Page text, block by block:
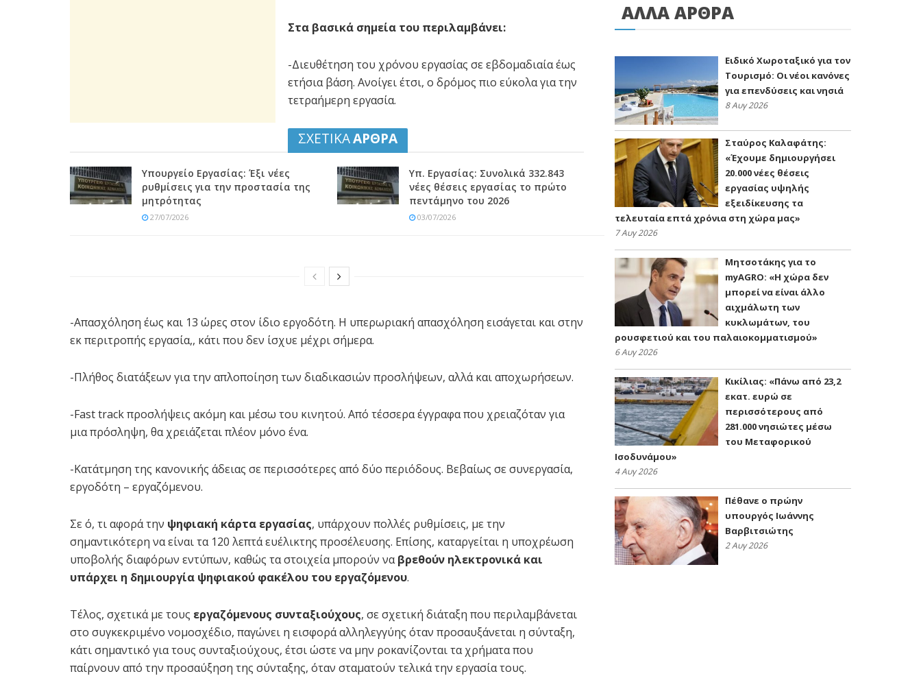
Στα βασικά σημεία του περιλαμβάνει:
-Διευθέτηση του χρόνου εργασίας σε εβδομαδιαία έως
ετήσια βάση. Ανοίγει έτσι, ο δρόμος πιο εύκολα για την
τετραήμερη εργασία.
ΣΧΕΤΙΚΑΑΡΘΡΑ
Υπουργείο Εργασίας: Έξι νέες
ρυθμίσεις για την προστασία της
μητρότητας
27/07/2026
Υπ. Εργασίας: Συνολικά 332.843
νέες θέσεις εργασίας το πρώτο
πεντάμηνο του 2026
03/07/2026
-Απασχόληση έως και 13 ώρες στον ίδιο εργοδότη. Η υπερωριακή απασχόληση εισάγεται και στην
εκ περιτροπής εργασία,, κάτι που δεν ίσχυε μέχρι σήμερα.
-Πλήθος διατάξεων για την απλοποίηση των διαδικασιών προσλήψεων, αλλά και αποχωρήσεων.
-Fast track προσλήψεις ακόμη και μέσω του κινητού. Aπό τέσσερα έγγραφα που χρειαζόταν για
μια πρόσληψη, θα χρειάζεται πλέον μόνο ένα.
-Kατάτμηση της κανονικής άδειας σε περισσότερες από δύο περιόδους. Βεβαίως σε συνεργασία,
εργοδότη – εργαζόμενου.
Σε ό, τι αφορά την ψηφιακή κάρτα εργασίας, υπάρχουν πολλές ρυθμίσεις, με την
σημαντικότερη να είναι τα 120 λεπτά ευέλικτης προσέλευσης. Επίσης, καταργείται η υποχρέωση
υποβολής διαφόρων εντύπων, καθώς τα στοιχεία μπορούν ναβρεθούν ηλεκτρονικά και
υπάρχει η δημιουργία ψηφιακού φακέλου του εργαζόμενου.
Τέλος, σχετικά με τους εργαζόμενους συνταξιούχους, σε σχετική διάταξη που περιλαμβάνεται
στο συγκεκριμένο νομοσχέδιο, παγώνει η εισφορά αλληλεγγύης όταν προσαυξάνεται η σύνταξη,
κάτι σημαντικό για τους συνταξιούχους, έτσι ώστε να μην ροκανίζονται τα χρήματα που
παίρνουν από την προσαύξηση της σύνταξης, όταν σταματούν τελικά την εργασία τους.
ΑΛΛΑ ΑΡΘΡΑ
Ειδικό Χωροταξικό για τον
Τουρισμό: Οι νέοι κανόνες
για επενδύσεις και νησιά
8 Αυγ 2026
Σταύρος Καλαφάτης:
«Έχουμε δημιουργήσει
20.000 νέες θέσεις
εργασίας υψηλής
εξειδίκευσης τα
τελευταία επτά χρόνια στη χώρα μας»
7 Αυγ 2026
Μητσοτάκης για το
myAGRO: «Η χώρα δεν
μπορεί να είναι άλλο
αιχμάλωτη των
κυκλωμάτων, του
ρουσφετιού και του παλαιοκομματισμού»
6 Αυγ 2026
Κικίλιας: «Πάνω από 23,2
εκατ. ευρώ σε
περισσότερους από
281.000 νησιώτες μέσω
του Μεταφορικού
Ισοδυνάμου»
4 Αυγ 2026
Πέθανε ο πρώην
υπουργός Ιωάννης
Βαρβιτσιώτης
2 Αυγ 2026